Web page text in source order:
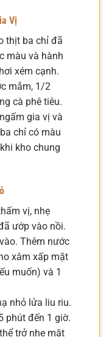
Vị
thịt ba chỉ đã
màu và hành
xém cạnh.
mắm, 1/2
cà phê tiêu.
gia vị và
chỉ có màu
kho chung
vị, nhẹ
ướp vào nồi.
Thêm nước
xâm xấp mặt
muốn) và 1
nhỏ lửa liu riu.
phút đến 1 giờ.
trở nhẹ mặt